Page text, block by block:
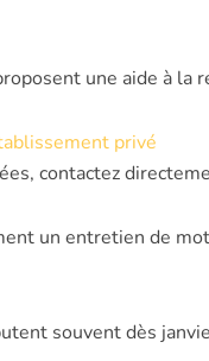
une aide à la
privé
contactez
un entretien de
souvent dès